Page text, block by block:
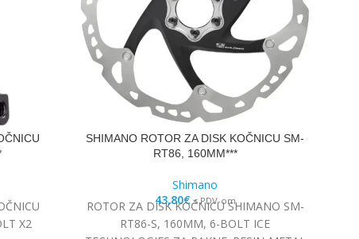
X2
SHIMANO ROTOR ZA DISK KOČNICU SM-
RT86, 160MM***
Shimano
43,80€ s PDV-om
ROTOR ZA DISK KOČNICU SHIMANO SM-
RT86-S, 160MM, 6-BOLT ICE